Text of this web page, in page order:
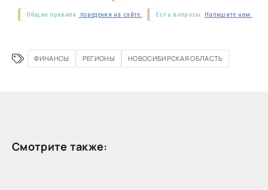
Есть вопросы. Напишите нам.
Общие правила поведения на сайте.
ФИНАНСЫ РЕГИОНЫ НОВОСИБИРСКАЯ ОБЛАСТЬ
Смотрите также: